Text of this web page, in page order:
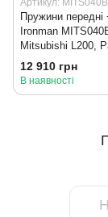
Артикул: MITS040B
Пружини передні
Ironman
Mitsubishi L200,
12 910 грн
В наявності